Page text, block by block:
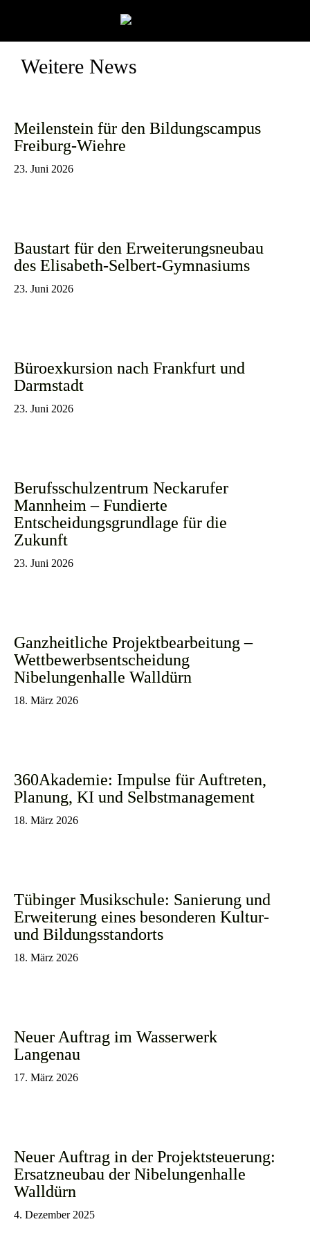
Weitere News
Meilenstein für den Bildungscampus
Freiburg-Wiehre
23. Juni 2026
Baustart für den Erweiterungsneubau
des Elisabeth-Selbert-Gymnasiums
23. Juni 2026
Büroexkursion nach Frankfurt und
Darmstadt
23. Juni 2026
Berufsschulzentrum Neckarufer
Mannheim – Fundierte
Entscheidungsgrundlage für die
Zukunft
23. Juni 2026
Ganzheitliche Projektbearbeitung –
Wettbewerbsentscheidung
Nibelungenhalle Walldürn
18. März 2026
360Akademie: Impulse für Auftreten,
Planung, KI und Selbstmanagement
18. März 2026
Tübinger Musikschule: Sanierung und
Erweiterung eines besonderen Kultur-
und Bildungsstandorts
18. März 2026
Neuer Auftrag im Wasserwerk
Langenau
17. März 2026
Neuer Auftrag in der Projektsteuerung:
Ersatzneubau der Nibelungenhalle
Walldürn
4. Dezember 2025